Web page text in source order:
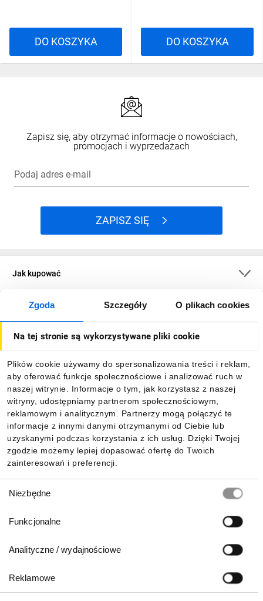
Zgoda Szczegóły O plikach cookies
Na tej stronie są wykorzystywane pliki cookie
Plików cookie używamy do spersonalizowania treści i reklam,
aby oferować funkcje społecznościowe i analizować ruch w
naszej witrynie. Informacje o tym, jak korzystasz z naszej
witryny, udostępniamy partnerom społecznościowym,
reklamowym i analitycznym. Partnerzy mogą połączyć te
informacje z innymi danymi otrzymanymi od Ciebie lub
uzyskanymi podczas korzystania z ich usług. Dzięki Twojej
zgodzie możemy lepiej dopasować ofertę do Twoich
zainteresowań i preferencji.
zgody
Niezbędne
Funkcjonalne
Analityczne / wydajnościowe
Reklamowe
DO KOSZYKA DO KOSZYKA
Zapisz się, aby otrzymać informacje o nowościach,
promocjach i wyprzedażach
Podaj adres e-mail
ZAPISZ SIĘ
Jak kupować
O firmie
Informacje
Pobierz naszą aplikację mobilną: